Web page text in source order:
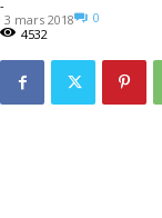
-
3 mars 2018
0
4532